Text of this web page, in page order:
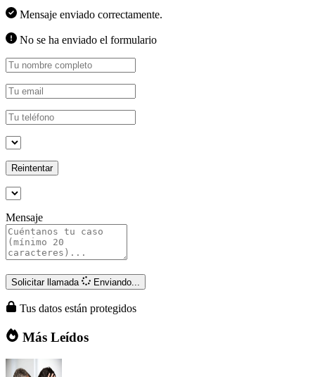
Mensaje enviado correctamente.
No se ha enviado el formulario
Reintentar
Mensaje
Solicitar llamada Enviando...
Tus datos están protegidos
Más Leídos